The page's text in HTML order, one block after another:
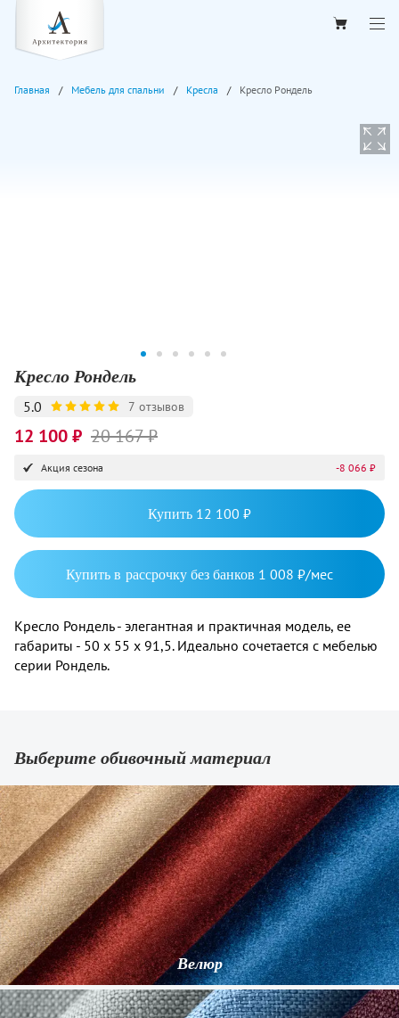
Главная Мебель для спальни Кресла Кресло Рондель
Кресло Рондель
5.0 7 отзывов
12 100 ₽ 20 167 ₽
Акция сезона -8 066 ₽
Купить 12 100 ₽
Купить в рассрочку без банков 1 008 ₽/мес
Кресло Рондель - элегантная и практичная модель, ее
габариты - 50 х 55 х 91,5. Идеально сочетается с мебелью
серии Рондель.
Выберите обивочный материал
Велюр